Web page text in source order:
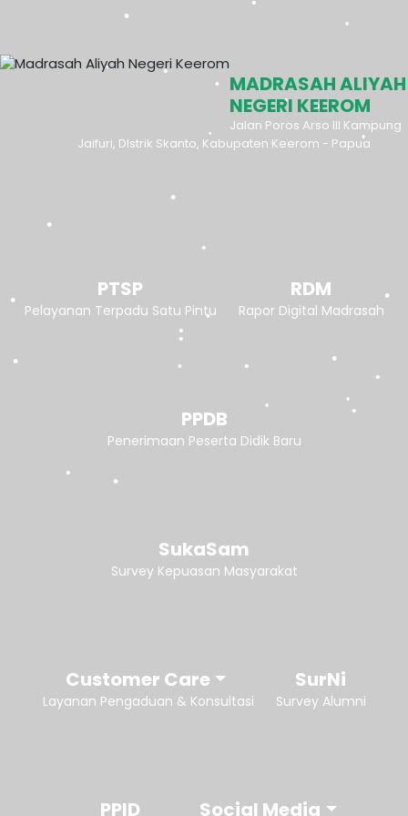
MADRASAH ALIYAH
NEGERI KEEROM
Jalan Poros Arso III Kampung
Jaifuri, DIstrik Skanto, Kabupaten Keerom - Papua
PTSP
Pelayanan Terpadu Satu Pintu
RDM
Rapor Digital Madrasah
PPDB
Penerimaan Peserta Didik Baru
SukaSam
Survey Kepuasan Masyarakat
Customer Care
Layanan Pengaduan & Konsultasi
SurNi
Survey Alumni
PPID Social Media